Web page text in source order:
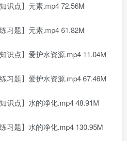
点】元素.mp4 72.56M
题】元素.mp4 61.82M
点】爱护水资源.mp4 11.04M
题】爱护水资源.mp4 67.46M
点】水的净化.mp4 48.91M
题】水的净化.mp4 130.95M